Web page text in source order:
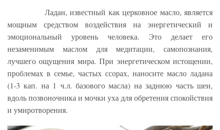
Ладан, известный как церковное масло, является
мощным средством воздействия на энергетический и
эмоциональный уровень человека. Это делает его
незаменимым маслом для медитации, самопознания,
лучшего ощущения мира. При энергетическом истощении,
проблемах в семье, частых ссорах, наносите масло ладана
(1-3 кап. на 1 ч.л. базового масла) на заднюю часть шеи,
вдоль позвоночника и мочки уха для обретения спокойствия
и умиротворения.